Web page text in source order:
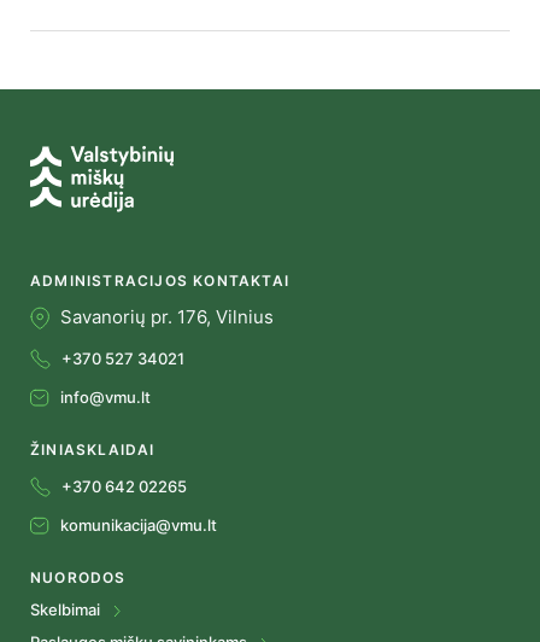
ADMINISTRACIJOS KONTAKTAI
Savanorių pr. 176, Vilnius
+370 527 34021
info@vmu.lt
ŽINIASKLAIDAI
+370 642 02265
komunikacija@vmu.lt
NUORODOS
Skelbimai